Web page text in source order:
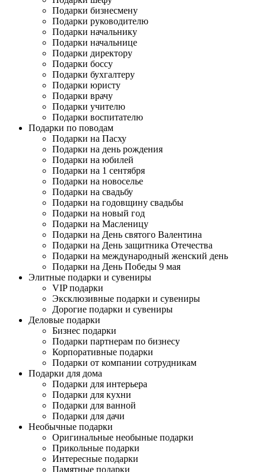
Подарки бизнесмену
Подарки руководителю
Подарки начальнику
Подарки начальнице
Подарки директору
Подарки боссу
Подарки бухгалтеру
Подарки юристу
Подарки врачу
Подарки учителю
Подарки воспитателю
Подарки по поводам
Подарки на Пасху
Подарки на день рождения
Подарки на юбилей
Подарки на 1 сентября
Подарки на новоселье
Подарки на свадьбу
Подарки на годовщину свадьбы
Подарки на новый год
Подарки на Масленицу
Подарки на День святого Валентина
Подарки на День защитника Отечества
Подарки на международный женский день
Подарки на День Победы 9 мая
Элитные подарки и сувениры
VIP подарки
Эксклюзивные подарки и сувениры
Дорогие подарки и сувениры
Деловые подарки
Бизнес подарки
Подарки партнерам по бизнесу
Корпоративные подарки
Подарки от компании сотрудникам
Подарки для дома
Подарки для интерьера
Подарки для кухни
Подарки для ванной
Подарки для дачи
Необычные подарки
Оригинальные необыные подарки
Прикольные подарки
Интересные подарки
Памятные подарки